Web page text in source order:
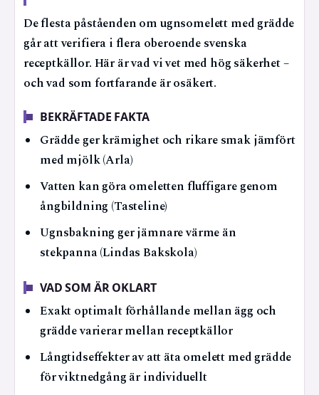
De flesta påståenden om ugnsomelett med grädde
går att verifiera i flera oberoende svenska
receptkällor. Här är vad vi vet med hög säkerhet –
och vad som fortfarande är osäkert.
BEKRÄFTADE FAKTA
Grädde ger krämighet och rikare smak jämfört
med mjölk (Arla)
Vatten kan göra omeletten fluffigare genom
ångbildning (Tasteline)
Ugnsbakning ger jämnare värme än
stekpanna (Lindas Bakskola)
VAD SOM ÄR OKLART
Exakt optimalt förhållande mellan ägg och
grädde varierar mellan receptkällor
Långtidseffekter av att äta omelett med grädde
för viktnedgång är individuellt